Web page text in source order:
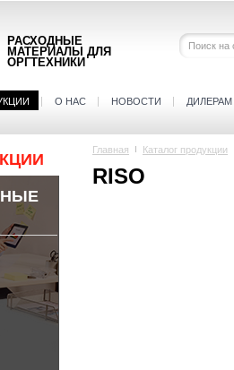
РАСХОДНЫЕ
МАТЕРИАЛЫ ДЛЯ
ОРГТЕХНИКИ
О НАС НОВОСТИ ДИЛЕРАМ
Главная Каталог продукции
RISO